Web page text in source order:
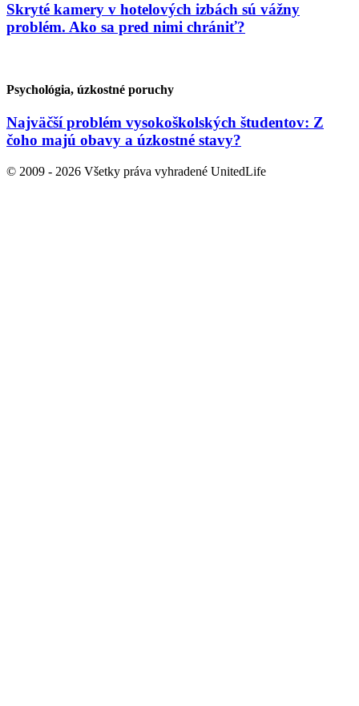
Skryté kamery v hotelových izbách sú vážny
problém. Ako sa pred nimi chrániť?
Psychológia, úzkostné poruchy
Najväčší problém vysokoškolských študentov: Z
čoho majú obavy a úzkostné stavy?
© 2009 - 2026 Všetky práva vyhradené UnitedLife